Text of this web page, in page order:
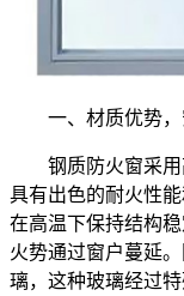
一、材质优势，
钢质防火窗采用
具有出色的耐火性
在高温下保持结构
火势通过窗户蔓延
璃，这种玻璃经过